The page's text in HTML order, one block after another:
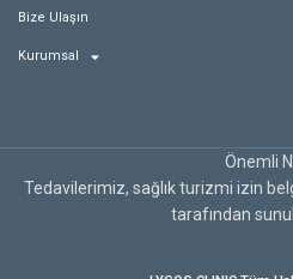
Bize Ulaşın
Kurumsal
Önemli
Tedavilerimiz, sağlık turizmi izin
tarafından